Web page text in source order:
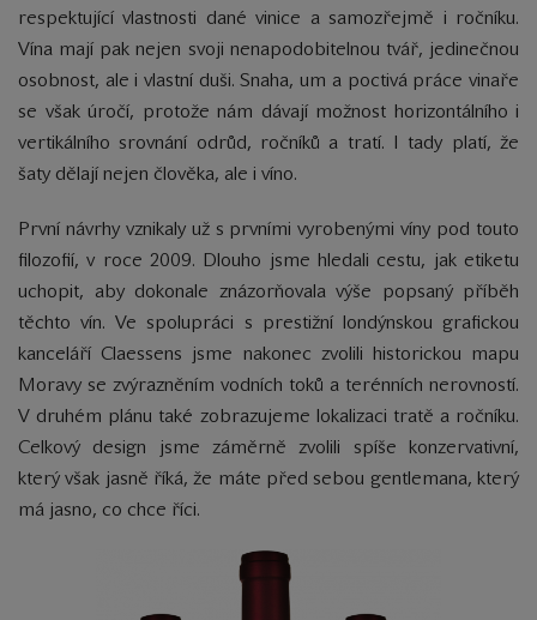
respektující vlastnosti dané vinice a samozřejmě i ročníku.
Vína mají pak nejen svoji nenapodobitelnou tvář, jedinečnou
osobnost, ale i vlastní duši. Snaha, um a poctivá práce vinaře
se však úročí, protože nám dávají možnost horizontálního i
vertikálního srovnání odrůd, ročníků a tratí. I tady platí, že
šaty dělají nejen člověka, ale i víno.
První návrhy vznikaly už s prvními vyrobenými víny pod touto
filozofií, v roce 2009. Dlouho jsme hledali cestu, jak etiketu
uchopit, aby dokonale znázorňovala výše popsaný příběh
těchto vín. Ve spolupráci s prestižní londýnskou grafickou
kanceláří Claessens jsme nakonec zvolili historickou mapu
Moravy se zvýrazněním vodních toků a terénních nerovností.
V druhém plánu také zobrazujeme lokalizaci tratě a ročníku.
Celkový design jsme záměrně zvolili spíše konzervativní,
který však jasně říká, že máte před sebou gentlemana, který
má jasno, co chce říci.